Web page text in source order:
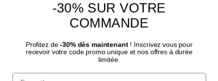
4.7/5
© Laboratoire des GRANIONS 2026 | Pago seguro | *Norma AFNOR NF EN 17444.
-30% SUR VOTRE
COMMANDE
Profitez de -30% dès maintenant! Inscrivez vous pour
recevoir votre code promo unique et nos offres à durée
limitée.
Email